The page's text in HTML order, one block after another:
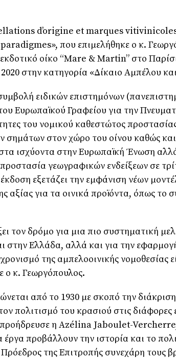
d’origine et marques
που επιμελήθηκε ο κ.
οίκο “Mare & Martin” στο
στην κατηγορία «Δίκαιο Αμπέλου
ειδικών επιστημόνων
Ευρωπαϊκού Γραφείου για την
του νομικού καθεστώτος
σημάτων στον χώρο του οίνου καθώς και
ισχύοντα στην Ευρωπαϊκή Ένωση
γεωγραφικών ενδείξεων σε
εξετάζει την εμφάνιση νέων
αξίας για τα οινικά προϊόντα, όπως το
τον δρόμο για μια πιο συστηματική
στην Ελλάδα, αλλά και για την
της αμπελοοινικής νομοθεσίας
ο κ. Γεωργόπουλος.
από το 1930 με σκοπό την
πολιτισμό του κρασιού στις διάφορες
η Azélina Jaboulet-
προβάλλουν την ιστορία και το
της Επιτροπής συνεχάρη τους